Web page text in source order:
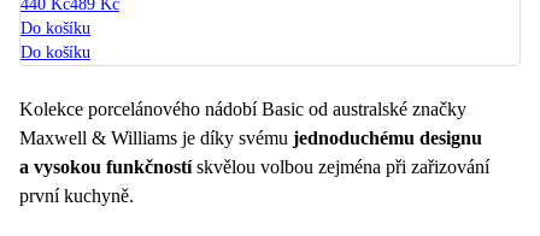
440 Kč489 Kč
Do košíku
Do košíku
Kolekce porcelánového nádobí Basic od australské značky
Maxwell & Williams je díky svému jednoduchému designu
a vysokou funkčnostískvělou volbou zejména při zařizování
první kuchyně.